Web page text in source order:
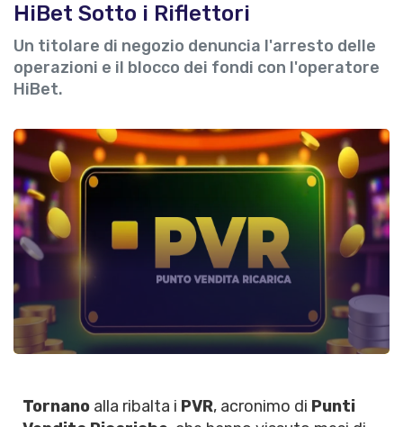
HiBet Sotto i Riflettori
Un titolare di negozio denuncia l'arresto delle
operazioni e il blocco dei fondi con l'operatore
HiBet.
Tornano alla ribalta i PVR, acronimo di Punti